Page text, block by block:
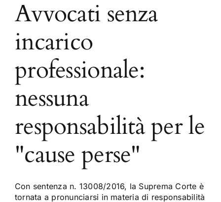
Avvocati senza
incarico
professionale:
nessuna
responsabilità per le
"cause perse"
Con sentenza n. 13008/2016, la Suprema Corte è
tornata a pronunciarsi in materia di responsabilità